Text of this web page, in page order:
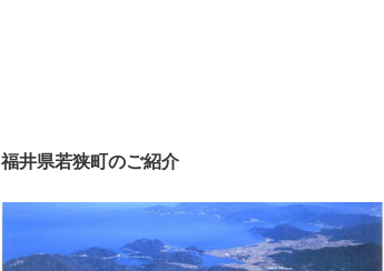
福井県若狭町のご紹介